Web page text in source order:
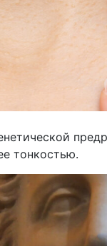
тонкостью.